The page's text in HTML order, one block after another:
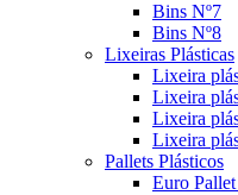
Bins Nº7
Bins Nº8
Lixeiras Plásticas
Lixeira
Lixeira
Lixeira
Lixeira
Pallets Plásticos
Euro